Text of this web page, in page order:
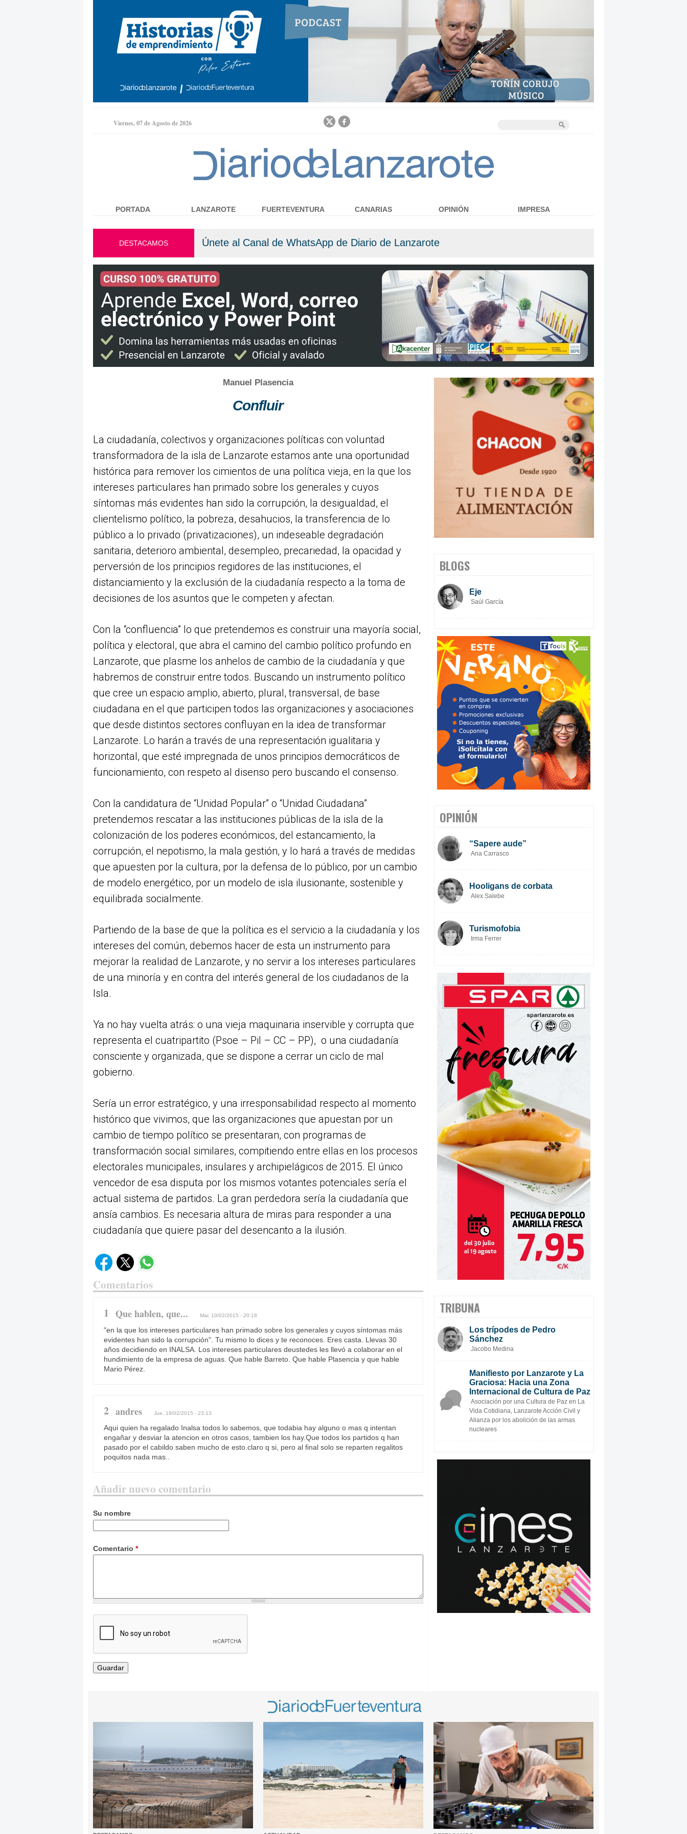
Jump to navigation
Viernes, 07 de Agosto de 2026
DESTACAMOS Únete al Canal de WhatsApp de Diario de Lanzarote
Manuel Plasencia
Confluir
La ciudadanía, colectivos y organizaciones políticas con voluntad
transformadora de la isla de Lanzarote estamos ante una oportunidad
histórica para remover los cimientos de una política vieja, en la que los
intereses particulares han primado sobre los generales y cuyos
síntomas más evidentes han sido la corrupción, la desigualdad, el
clientelismo político, la pobreza, desahucios, la transferencia de lo
público a lo privado (privatizaciones), un indeseable degradación
sanitaria, deterioro ambiental, desempleo, precariedad, la opacidad y
perversión de los principios regidores de las instituciones, el
distanciamiento y la exclusión de la ciudadanía respecto a la toma de
decisiones de los asuntos que le competen y afectan.
Con la “confluencia” lo que pretendemos es construir una mayoría social,
política y electoral, que abra el camino del cambio político profundo en
Lanzarote, que plasme los anhelos de cambio de la ciudadanía y que
habremos de construir entre todos. Buscando un instrumento político
que cree un espacio amplio, abierto, plural, transversal, de base
ciudadana en el que participen todos las organizaciones y asociaciones
que desde distintos sectores confluyan en la idea de transformar
Lanzarote. Lo harán a través de una representación igualitaria y
horizontal, que esté impregnada de unos principios democráticos de
funcionamiento, con respeto al disenso pero buscando el consenso.
Con la candidatura de “Unidad Popular” o “Unidad Ciudadana”
pretendemos rescatar a las instituciones públicas de la isla de la
colonización de los poderes económicos, del estancamiento, la
corrupción, el nepotismo, la mala gestión, y lo hará a través de medidas
que apuesten por la cultura, por la defensa de lo público, por un cambio
de modelo energético, por un modelo de isla ilusionante, sostenible y
equilibrada socialmente.
Partiendo de la base de que la política es el servicio a la ciudadanía y los
intereses del común, debemos hacer de esta un instrumento para
mejorar la realidad de Lanzarote, y no servir a los intereses particulares
de una minoría y en contra del interés general de los ciudadanos de la
Isla.
Ya no hay vuelta atrás: o una vieja maquinaria inservible y corrupta que
representa el cuatripartito (Psoe – Pil – CC – PP), o una ciudadanía
consciente y organizada, que se dispone a cerrar un ciclo de mal
gobierno.
Sería un error estratégico, y una irresponsabilidad respecto al momento
histórico que vivimos, que las organizaciones que apuestan por un
cambio de tiempo político se presentaran, con programas de
transformación social similares, compitiendo entre ellas en los procesos
electorales municipales, insulares y archipielágicos de 2015. El único
vencedor de esa disputa por los mismos votantes potenciales sería el
actual sistema de partidos. La gran perdedora sería la ciudadanía que
ansía cambios. Es necesaria altura de miras para responder a una
ciudadanía que quiere pasar del desencanto a la ilusión.
Comentarios
1 Que hablen, que... Mar, 10/02/2015 - 20:18
"en la que los intereses particulares han primado sobre los generales y cuyos síntomas más
evidentes han sido la corrupción". Tu mismo lo dices y te reconoces. Eres casta. Llevas 30
años decidiendo en INALSA. Los intereses particulares deustedes les llevó a colaborar en el
hundimiento de la empresa de aguas. Que hable Barreto. Que hable Plasencia y que hable
Mario Pérez.
2 andres Jue, 19/02/2015 - 23:13
Aqui quien ha regalado Inalsa todos lo sabemos, que todabia hay alguno o mas q intentan
engañar y desviar la atencion en otros casos, tambien los hay.Que todos los partidos q han
pasado por el cabildo saben mucho de esto.claro q si, pero al final solo se reparten regalitos
poquitos nada mas..
Añadir nuevo comentario
Su nombre
Comentario *
PORTADA LANZAROTE FUERTEVENTURA CANARIAS OPINIÓN IMPRESA
BLOGS
Eje
Saúl García
OPINIÓN
“Sapere aude”
Ana Carrasco
Hooligans de corbata
Alex Salebe
Turismofobia
Irma Ferrer
TRIBUNA
Los trípodes de Pedro
Sánchez
Jacobo Medina
Manifiesto por Lanzarote y La
Graciosa: Hacia una Zona
Internacional de Cultura de Paz
Asociación por una Cultura de Paz en La
Vida Cotidiana, Lanzarote Acción Civil y
Alianza por los abolición de las armas
nucleares